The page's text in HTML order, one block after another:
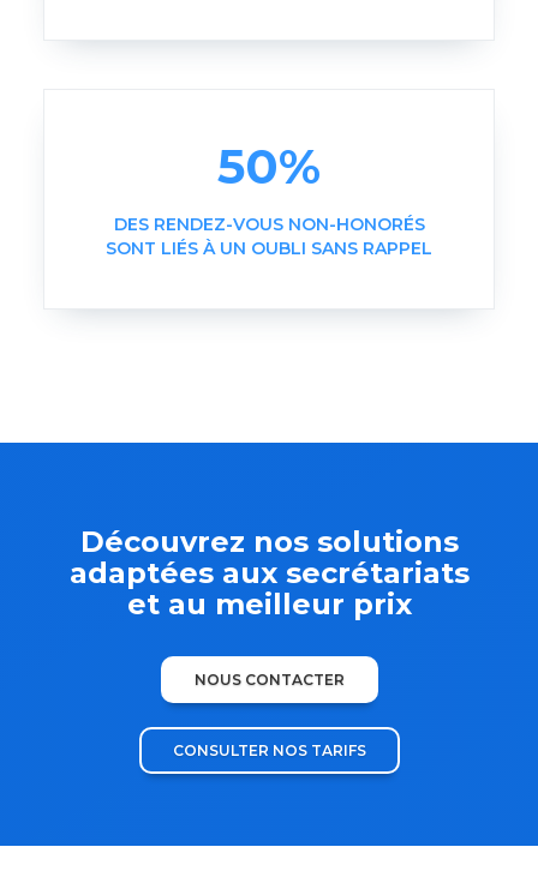
50%
DES RENDEZ-VOUS NON-HONORÉS
SONT LIÉS À UN OUBLI SANS RAPPEL
Découvrez nos solutions
adaptées aux secrétariats
et au meilleur prix
NOUS CONTACTER
CONSULTER NOS TARIFS